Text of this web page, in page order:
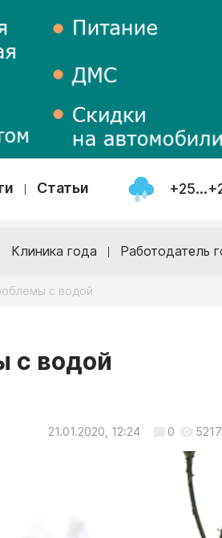
Статьи
Клиника года Работодатель
с водой
с водой
21.01.2020, 12:24 0 5217